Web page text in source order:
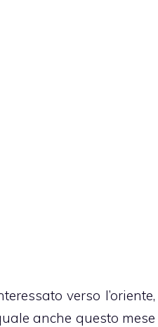
verso l’oriente,
anche questo mese